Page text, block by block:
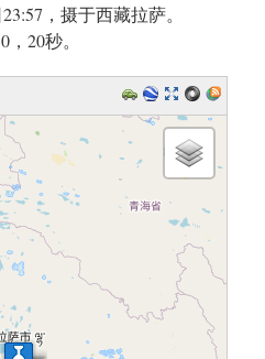
，摄于西藏拉萨。
20秒。